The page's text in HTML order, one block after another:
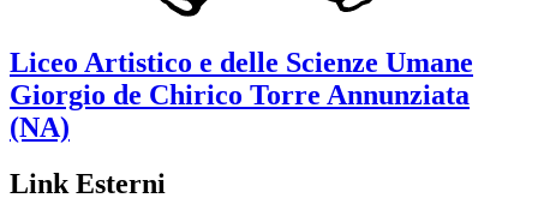
Liceo Artistico e delle Scienze Umane
Giorgio de Chirico Torre Annunziata
(NA)
Link Esterni